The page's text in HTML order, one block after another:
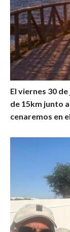
El viernes 30
de 15km junto
cenaremos en